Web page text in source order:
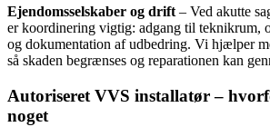
Ejendomsselskaber og drift – Ved akutte
er koordinering vigtig: adgang til teknikrum,
og dokumentation af udbedring. Vi hjælper
så skaden begrænses og reparationen kan
Autoriseret VVS installatør –
noget